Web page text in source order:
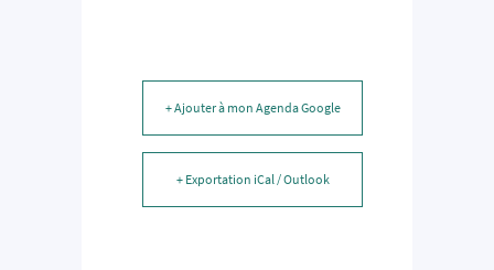
+ Ajouter à mon Agenda Google
+ Exportation iCal / Outlook